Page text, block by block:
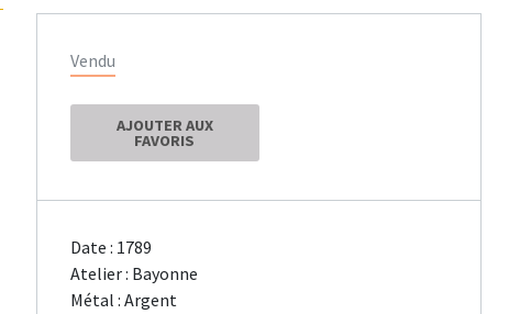
Vendu
AJOUTER AUX
FAVORIS
Date : 1789
Atelier : Bayonne
Métal : Argent